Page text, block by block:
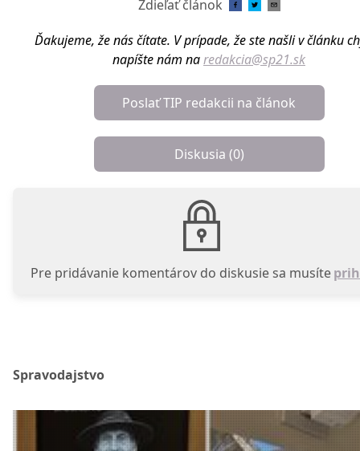
Zdieľať článok
Ďakujeme, že nás čítate. V prípade, že ste našli v článku
napíšte nám naredakcia@sp21.sk
Poslať TIP redakcii na článok
Diskusia (0)
Pre pridávanie komentárov do diskusie sa musíte
Spravodajstvo